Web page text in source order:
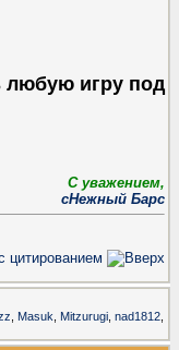
любую игру под
С уважением,
сНежный Барс
Masuk Mitzurugi nad1812